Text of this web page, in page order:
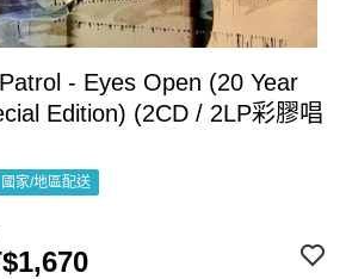
- Eyes Open (20 Year
Edition) (2CD / 2LP彩膠唱
國家/地區配送